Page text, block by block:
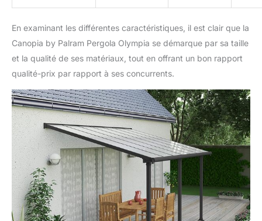
En examinant les différentes caractéristiques, il est clair que la
Canopia by Palram Pergola Olympia se démarque par sa taille
et la qualité de ses matériaux, tout en offrant un bon rapport
qualité-prix par rapport à ses concurrents.